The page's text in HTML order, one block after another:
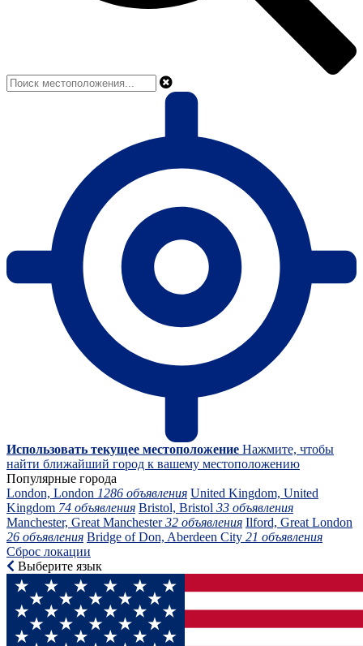
Использовать текущее местоположение Нажмите, чтобы
найти ближайший город к вашему местоположению
Популярные города
London, London 1286 объявления United Kingdom, United
Kingdom 74 объявления Bristol, Bristol 33 объявления
Manchester, Great Manchester32 объявления Ilford, Great London
26 объявления Bridge of Don, Aberdeen City 21 объявления
Сброс локации
Выберите язык